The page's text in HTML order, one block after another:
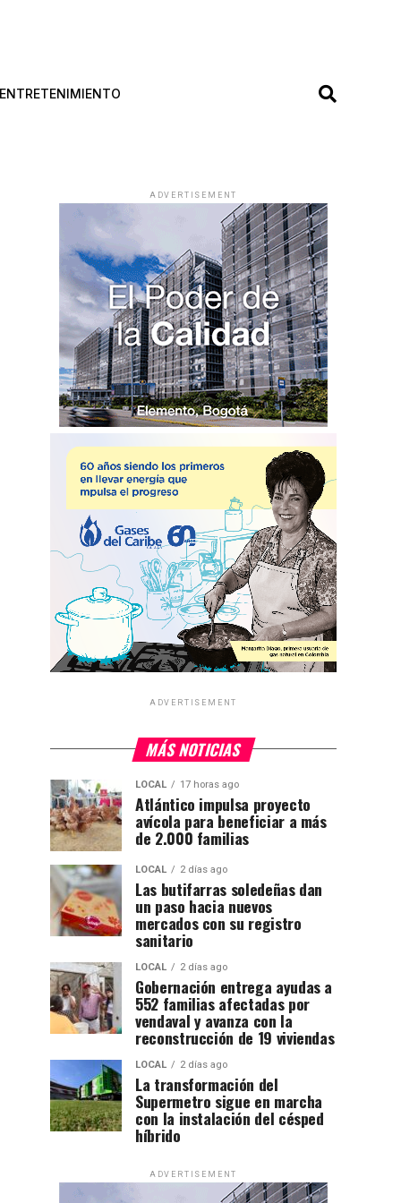
ENTRETENIMIENTO
ADVERTISEMENT
ADVERTISEMENT
MÁS NOTICIAS
LOCAL 17 horas ago
Atlántico impulsa proyecto
avícola para beneficiar a más
de 2.000 familias
LOCAL 2 días ago
Las butifarras soledeñas dan
un paso hacia nuevos
mercados con su registro
sanitario
LOCAL 2 días ago
Gobernación entrega ayudas a
552 familias afectadas por
vendaval y avanza con la
reconstrucción de 19 viviendas
LOCAL 2 días ago
La transformación del
Supermetro sigue en marcha
con la instalación del césped
híbrido
ADVERTISEMENT